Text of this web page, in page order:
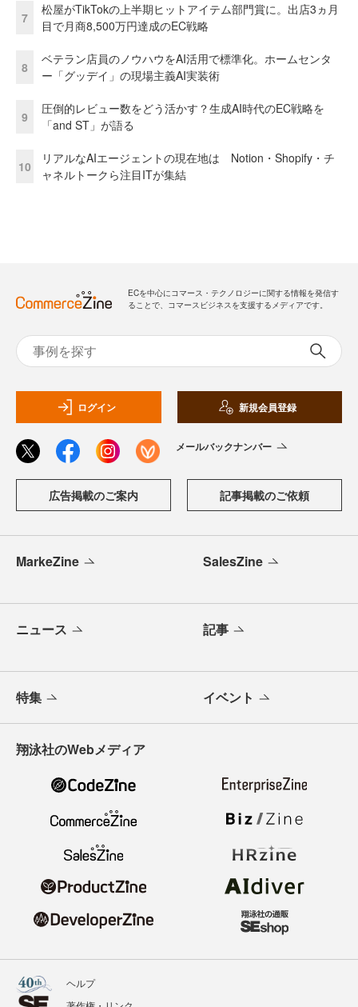
7
松屋がTikTokの上半期ヒットアイテム部門賞に。出店3ヵ月
目で月商8,500万円達成のEC戦略
8
ベテラン店員のノウハウをAI活用で標準化。ホームセンタ
ー「グッデイ」の現場主義AI実装術
9
圧倒的レビュー数をどう活かす？生成AI時代のEC戦略を
「and ST」が語る
10
リアルなAIエージェントの現在地は Notion・Shopify・チ
ャネルトークら注目ITが集結
ECを中心にコマース・テクノロジーに関する情報を発信す
ることで、コマースビジネスを支援するメディアです。
ログイン 新規会員登録
メールバックナンバー
広告掲載のご案内 記事掲載のご依頼
MarkeZine SalesZine
ニュース 記事
特集 イベント
翔泳社のWebメディア
ヘルプ